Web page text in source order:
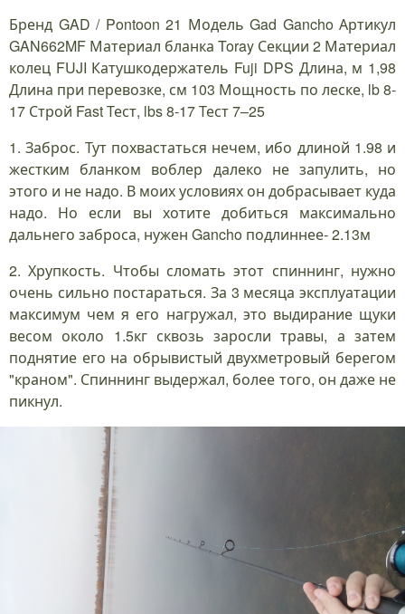
Бренд GAD / Pontoon 21 Модель Gad Gancho Артикул
GAN662MF Материал бланка Toray Секции 2 Материал
колец FUJI Катушкодержатель Fuji DPS Длина, м 1,98
Длина при перевозке, см 103 Мощность по леске, lb 8-
17 Строй Fast Тест, lbs 8-17 Тест 7–25
1. Заброс. Тут похвастаться нечем, ибо длиной 1.98 и
жестким бланком воблер далеко не запулить, но
этого и не надо. В моих условиях он добрасывает куда
надо. Но если вы хотите добиться максимально
дальнего заброса, нужен Gancho подлиннее- 2.13м
2. Хрупкость. Чтобы сломать этот спиннинг, нужно
очень сильно постараться. За 3 месяца эксплуатации
максимум чем я его нагружал, это выдирание щуки
весом около 1.5кг сквозь заросли травы, а затем
поднятие его на обрывистый двухметровый берегом
"краном". Спиннинг выдержал, более того, он даже не
пикнул.